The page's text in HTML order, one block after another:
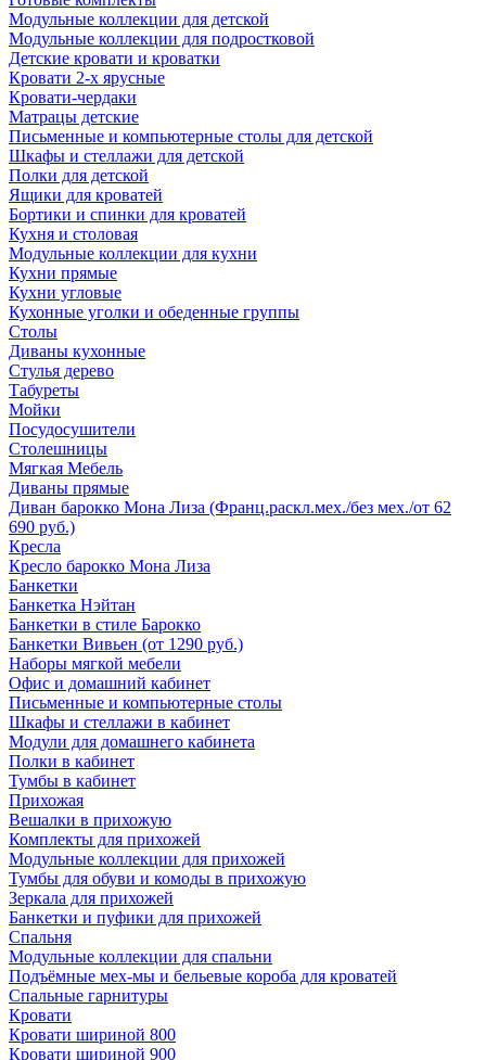
Модульные коллекции для детской
Модульные коллекции для подростковой
Детские кровати и кроватки
Кровати 2-х ярусные
Кровати-чердаки
Матрацы детские
Письменные и компьютерные столы для детской
Шкафы и стеллажи для детской
Полки для детской
Ящики для кроватей
Бортики и спинки для кроватей
Кухня и столовая
Модульные коллекции для кухни
Кухни прямые
Кухни угловые
Кухонные уголки и обеденные группы
Столы
Диваны кухонные
Стулья дерево
Табуреты
Мойки
Посудосушители
Столешницы
Мягкая Мебель
Диваны прямые
Диван барокко Мона Лиза (Франц.раскл.мех./без мех./от 62
690 руб.)
Кресла
Кресло барокко Мона Лиза
Банкетки
Банкетка Нэйтан
Банкетки в стиле Барокко
Банкетки Вивьен (от 1290 руб.)
Наборы мягкой мебели
Офис и домашний кабинет
Письменные и компьютерные столы
Шкафы и стеллажи в кабинет
Модули для домашнего кабинета
Полки в кабинет
Тумбы в кабинет
Прихожая
Вешалки в прихожую
Комплекты для прихожей
Модульные коллекции для прихожей
Тумбы для обуви и комоды в прихожую
Зеркала для прихожей
Банкетки и пуфики для прихожей
Спальня
Модульные коллекции для спальни
Подъёмные мех-мы и бельевые короба для кроватей
Спальные гарнитуры
Кровати
Кровати шириной 800
Кровати шириной 900